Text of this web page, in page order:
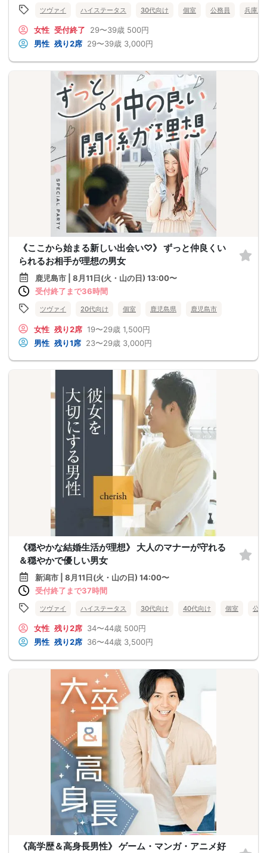
ツヴァイ ハイステータス 30代向け 個室 公務員 兵庫県
女性 受付終了 29〜39歳 500円
男性 残り2席 29〜39歳 3,000円
《ここから始まる新しい出会い♡》 ずっと仲良くい
られるお相手が理想の男女
鹿児島市 | 8月11日(火・山の日) 13:00〜
受付終了まで36時間
ツヴァイ 20代向け 個室 鹿児島県 鹿児島市
女性 残り2席 19〜29歳 1,500円
男性 残り1席 23〜29歳 3,000円
《穏やかな結婚生活が理想》 大人のマナーが守れる
＆穏やかで優しい男女
新潟市 | 8月11日(火・山の日) 14:00〜
受付終了まで37時間
ツヴァイ ハイステータス 30代向け 40代向け 個室 公
女性 残り2席 34〜44歳 500円
男性 残り2席 36〜44歳 3,500円
《高学歴＆高身長男性》 ゲーム・マンガ・アニメ好